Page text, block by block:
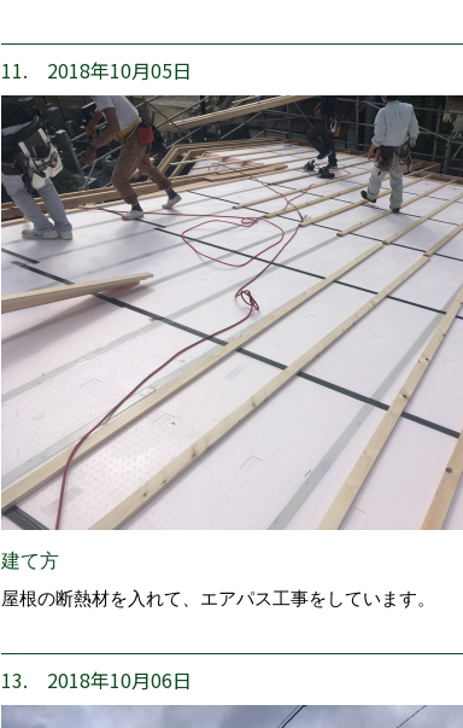
11. 2018年10月05日
建て方
屋根の断熱材を入れて、エアパス工事をしています。
13. 2018年10月06日